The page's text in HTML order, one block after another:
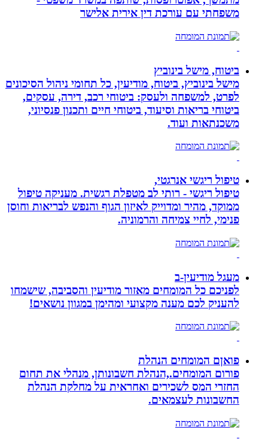
משפחתי עם עורכת דין אירית אלישר
ביטוח, מישל בינוביץ
מישל בינוביץ, ביטוח, מודיעין, כל תחומי ניהול הסיכונים
לפרט, למשפחה ולעסק: ביטוחי רכב, דירה, עסקים,
ביטוחי בריאות וסיעוד, ביטוחי חיים ותכנון פנסיוני,
משכנתאות ועוד.
טיפול ריגשי אנרגטי,
טיפול ריגשי - רותי לב מטפלת רגשית. מעניקה טיפול
ממוקד, מהיר ומדוייק לאיזון הגוף והנפש לבריאות וחוסן
פנימי, לחיי צמיחה והרמוניה.
מעגל מודיעין-ב
לפניכם כל המומחים מאזור מודיעין והסביבה, שישמחו
להעניק לכם מענה מקצועי ומהימן במגוון נושאים!
פואןם המומחים הנהלת
פורום המומחים.,הנהלת חשבונותן, מנהלי את תחום
החזרי המס לשכירים ואחראית על מחלקת הנהלת
החשבונות לעצמאים.